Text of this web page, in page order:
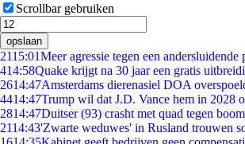
Scrollbar gebruiken
opslaan
2115:01Meer agressie tegen een
414:58Quake krijgt na 30 jaar een gratis
2614:47Amsterdams dierenasiel DOA
4414:47Trump wil dat J.D. Vance hem in 2028
2814:47Duitser (93) crasht met quad tegen
2114:43'Zwarte weduwes' in Rusland trouwen